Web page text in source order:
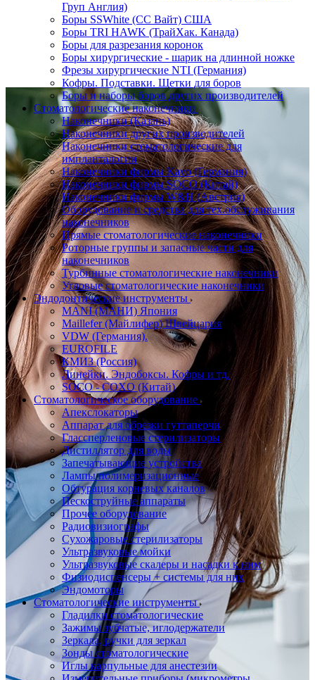
Груп Англия)
Боры SSWhite (СС Вайт) США
Боры TRI HAWK (ТрайХак. Канада)
Боры для разрезания коронок
Боры хирургические - шарик на длинной ножке
Фрезы хирургические NTI (Германия)
Кофры. Подставки. Щетки для боров
Боры и наборы боров других производителей
Стоматологические наконечники
Наконечники (Казань)
Наконечники других производителей
Наконечники стоматологические для
импланталогии
Наконечники фирмы Kavo (Германия)
Наконечники фирмы SOCO (Китай)
Наконечники фирмы W&H (Австрия)
Оборудование и средства для тех.обслуживания
наконечников
Прямые стоматологические наконечники
Роторные группы и запасные части для
наконечников
Турбинные стоматологические наконечники
Угловые стоматологические наконечники
Эндодонтические инструменты
MANI (МАНИ) Япония
Maillefer (Майлифер) Швейцария
VDW (Германия).
EUROFILE
КМИЗ (Россия)
Линейки. Эндобоксы. Кофры и тд.
SOCO - COXO (Китай)
Стоматологическое оборудование
Апекслокаторы
Аппарат для обрезки гуттаперчи
Глассперленовые стерилизаторы
Дистиллятор для воды
Запечатывающие устройства
Лампы полимеризационные
Обтурация корневых каналов
Пескоструйные аппараты
Прочее оборудование
Радиовизиографы
Сухожаровые стерилизаторы
Ультразвуковые мойки
Ультразвуковые скалеры и насадки к ним
Физиодиспенсеры + системы для них
Эндомоторы
Стоматологические инструменты
Гладилки стоматологические
Зажимы зубчатые, иглодержатели
Зеркала, ручки для зеркал
Зонды стоматологические
Иглы карпульные для анестезии